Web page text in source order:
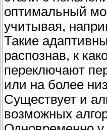
оптимальный
учитывая,
Такие
распознав, к
переключают
или на более
Существует и
возможных